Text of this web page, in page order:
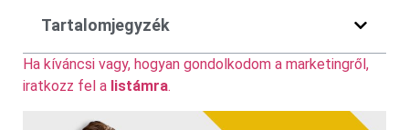
Tartalomjegyzék
Ha kíváncsi vagy, hogyan gondolkodom a marketingről,
iratkozz fel a listámra.